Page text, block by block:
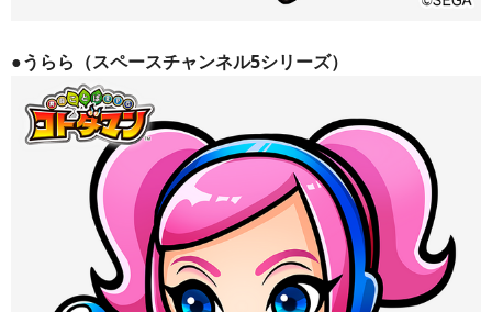
●うらら（スペースチャンネル5シリーズ）